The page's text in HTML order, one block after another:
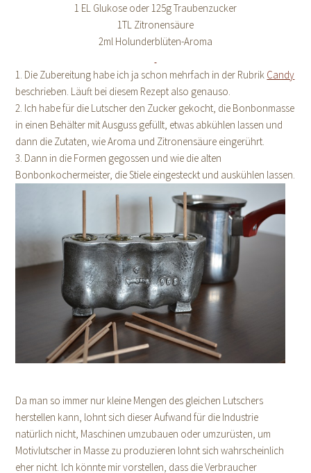
1 EL Glukose oder 125g Traubenzucker
1TL Zitronensäure
2ml Holunderblüten-Aroma
1. Die Zubereitung habe ich ja schon mehrfach in der Rubrik Candy
beschrieben. Läuft bei diesem Rezept also genauso.
2. Ich habe für die Lutscher den Zucker gekocht, die Bonbonmasse
in einen Behälter mit Ausguss gefüllt, etwas abkühlen lassen und
dann die Zutaten, wie Aroma und Zitronensäure eingerührt.
3. Dann in die Formen gegossen und wie die alten
Bonbonkochermeister, die Stiele eingesteckt und auskühlen lassen.
Da man so immer nur kleine Mengen des gleichen Lutschers
herstellen kann, lohnt sich dieser Aufwand für die Industrie
natürlich nicht, Maschinen umzubauen oder umzurüsten, um
Motivlutscher in Masse zu produzieren lohnt sich wahrscheinlich
eher nicht. Ich könnte mir vorstellen, dass die Verbraucher